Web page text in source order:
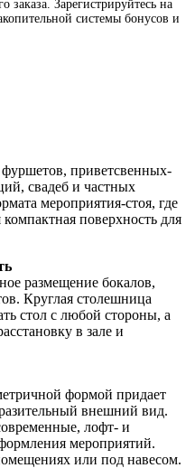
Зарегистрируйтесь на
системы бонусов и
приветсвенных-
свадеб и частных
мероприятия-стоя, где
поверхность для
размещение бокалов,
Круглая столешница
стол с любой стороны, а
в зале и
формой придает
внешний вид.
лофт- и
мероприятий.
или под навесом.